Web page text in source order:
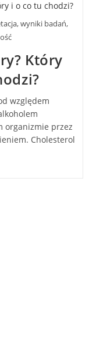
wyniki badań,
Który
względem
organizmie przez
Cholesterol